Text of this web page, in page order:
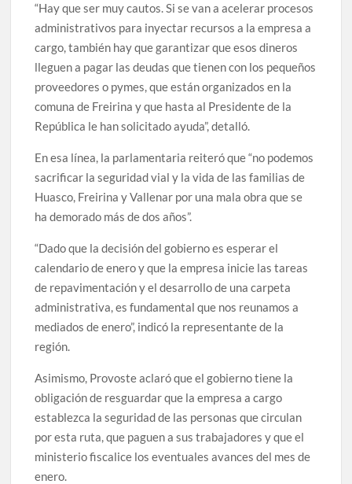
“Hay que ser muy cautos. Si se van a acelerar procesos
administrativos para inyectar recursos a la empresa a
cargo, también hay que garantizar que esos dineros
lleguen a pagar las deudas que tienen con los pequeños
proveedores o pymes, que están organizados en la
comuna de Freirina y que hasta al Presidente de la
República le han solicitado ayuda”, detalló.
En esa línea, la parlamentaria reiteró que “no podemos
sacrificar la seguridad vial y la vida de las familias de
Huasco, Freirina y Vallenar por una mala obra que se
ha demorado más de dos años”.
“Dado que la decisión del gobierno es esperar el
calendario de enero y que la empresa inicie las tareas
de repavimentación y el desarrollo de una carpeta
administrativa, es fundamental que nos reunamos a
mediados de enero”, indicó la representante de la
región.
Asimismo, Provoste aclaró que el gobierno tiene la
obligación de resguardar que la empresa a cargo
establezca la seguridad de las personas que circulan
por esta ruta, que paguen a sus trabajadores y que el
ministerio fiscalice los eventuales avances del mes de
enero.